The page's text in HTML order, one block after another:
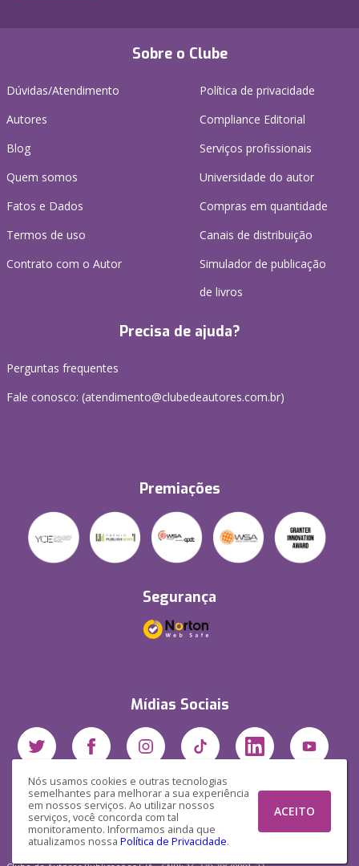
Nós usamos cookies e outras tecnologias
semelhantes para melhorar a sua experiência
em nossos serviços. Ao utilizar nossos
serviços, você concorda com tal
monitoramento. Informamos ainda que
atualizamos nossa Política de Privacidade.
ACEITO
Sobre o Clube
Dúvidas/Atendimento
Autores
Blog
Quem somos
Fatos e Dados
Termos de uso
Contrato com o Autor
Política de privacidade
Compliance Editorial
Serviços profissionais
Universidade do autor
Compras em quantidade
Canais de distribuição
Simulador de publicação
de livros
Precisa de ajuda?
Perguntas frequentes
Fale conosco: (atendimento@clubedeautores.com.br)
Premiações
Segurança
Mídias Sociais